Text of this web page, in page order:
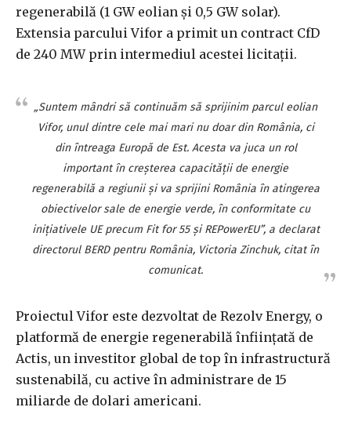
regenerabilă (1 GW eolian şi 0,5 GW solar).
Extensia parcului Vifor a primit un contract CfD
de 240 MW prin intermediul acestei licitaţii.
„Suntem mândri să continuăm să sprijinim parcul eolian
Vifor, unul dintre cele mai mari nu doar din România, ci
din întreaga Europă de Est. Acesta va juca un rol
important în creşterea capacităţii de energie
regenerabilă a regiunii şi va sprijini România în atingerea
obiectivelor sale de energie verde, în conformitate cu
iniţiativele UE precum Fit for 55 şi REPowerEU”, a declarat
directorul BERD pentru România, Victoria Zinchuk, citat în
comunicat.
Proiectul Vifor este dezvoltat de Rezolv Energy, o
platformă de energie regenerabilă înfiinţată de
Actis, un investitor global de top în infrastructură
sustenabilă, cu active în administrare de 15
miliarde de dolari americani.